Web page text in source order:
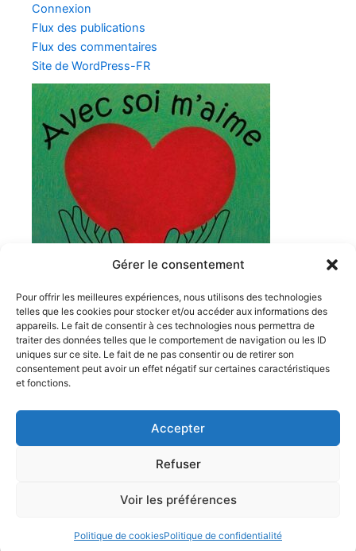
Gérer le consentement
Pour offrir les meilleures expériences, nous utilisons des technologies
telles que les cookies pour stocker et/ou accéder aux informations des
appareils. Le fait de consentir à ces technologies nous permettra de
traiter des données telles que le comportement de navigation ou les ID
uniques sur ce site. Le fait de ne pas consentir ou de retirer son
consentement peut avoir un effet négatif sur certaines caractéristiques
et fonctions.
Accepter
Refuser
Voir les préférences
Politique de cookiesPolitique de confidentialité
Connexion
Flux des publications
Flux des commentaires
Site de WordPress-FR
1 Cours Moreau
71000 Mâcon FRANCE
06 26 46 58 36
>>> Facebook >>> Instagram
WordPress Astra